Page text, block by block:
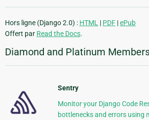
Hors ligne (Django 2.0) : HTML | PDF |ePub
Offert par Read the Docs.
Diamond and Platinum
Sentry
Monitor your Django Code
bottlenecks and errors using